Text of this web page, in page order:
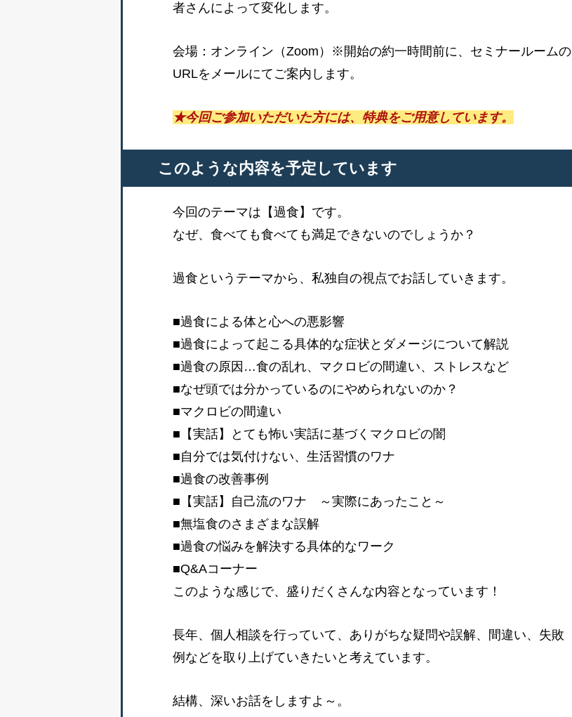
者さんによって変化します。
会場：オンライン（Zoom）※開始の約一時間前に、セミナールームの
URLをメールにてご案内します。
★今回ご参加いただいた方には、特典をご用意しています。
このような内容を予定しています
今回のテーマは【過食】です。
なぜ、食べても食べても満足できないのでしょうか？
過食というテーマから、私独自の視点でお話していきます。
■過食による体と心への悪影響
■過食によって起こる具体的な症状とダメージについて解説
■過食の原因…食の乱れ、マクロビの間違い、ストレスなど
■なぜ頭では分かっているのにやめられないのか？
■マクロビの間違い
■【実話】とても怖い実話に基づくマクロビの闇
■自分では気付けない、生活習慣のワナ
■過食の改善事例
■【実話】自己流のワナ ～実際にあったこと～
■無塩食のさまざまな誤解
■過食の悩みを解決する具体的なワーク
■Q&Aコーナー
このような感じで、盛りだくさんな内容となっています！
長年、個人相談を行っていて、ありがちな疑問や誤解、間違い、失敗
例などを取り上げていきたいと考えています。
結構、深いお話をしますよ～。